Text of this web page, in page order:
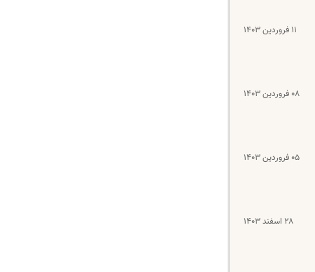
۱۱ فروردین ۱۴۰۳
۰۸ فروردین ۱۴۰۳
۰۵ فروردین ۱۴۰۳
۲۸ اسفند ۱۴۰۳